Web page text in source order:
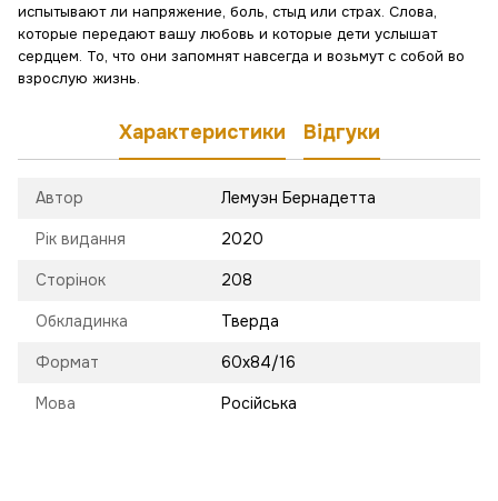
испытывают ли напряжение, боль, стыд или страх. Слова,
которые передают вашу любовь и которые дети услышат
сердцем. То, что они запомнят навсегда и возьмут с собой во
взрослую жизнь.
Характеристики Відгуки
Автор Лемуэн Бернадетта
Рік видання 2020
Сторінок 208
Обкладинка Тверда
Формат 60х84/16
Мова Російська